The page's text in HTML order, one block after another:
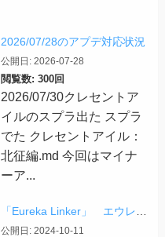
2026/07/28のアプデ対応状況
公開日: 2026-07-28
閲覧数: 300回
2026/07/30クレセントア
イルのスプラ出た スプラ
でた クレセントアイル：
北征編.md 今回はマイナ
ーア...
公開日: 2024-10-11